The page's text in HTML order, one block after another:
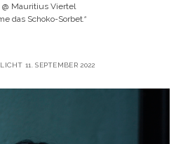
@ Mauritius Viertel
das Schoko-Sorbet.“
11. SEPTEMBER 2022